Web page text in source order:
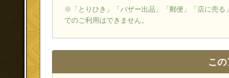
※「とりひき」「バザー出品」「郵便」「店に売る」
でのご利用はできません。
こ